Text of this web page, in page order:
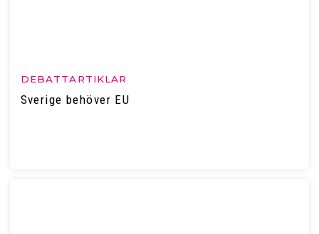
DEBATTARTIKLAR
Sverige behöver EU